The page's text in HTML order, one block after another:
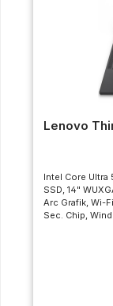
Lenovo
Intel Core Ultra
SSD, 14"
Arc Grafik, Wi-
Sec. Chip,